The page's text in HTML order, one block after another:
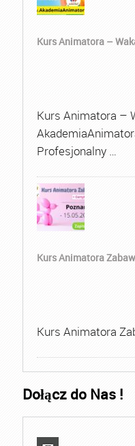
Kurs Animatora –
Kurs Animatora –
Profesjonalny …
Kurs Animatora
Kurs Animatora
Dołącz do Nas !